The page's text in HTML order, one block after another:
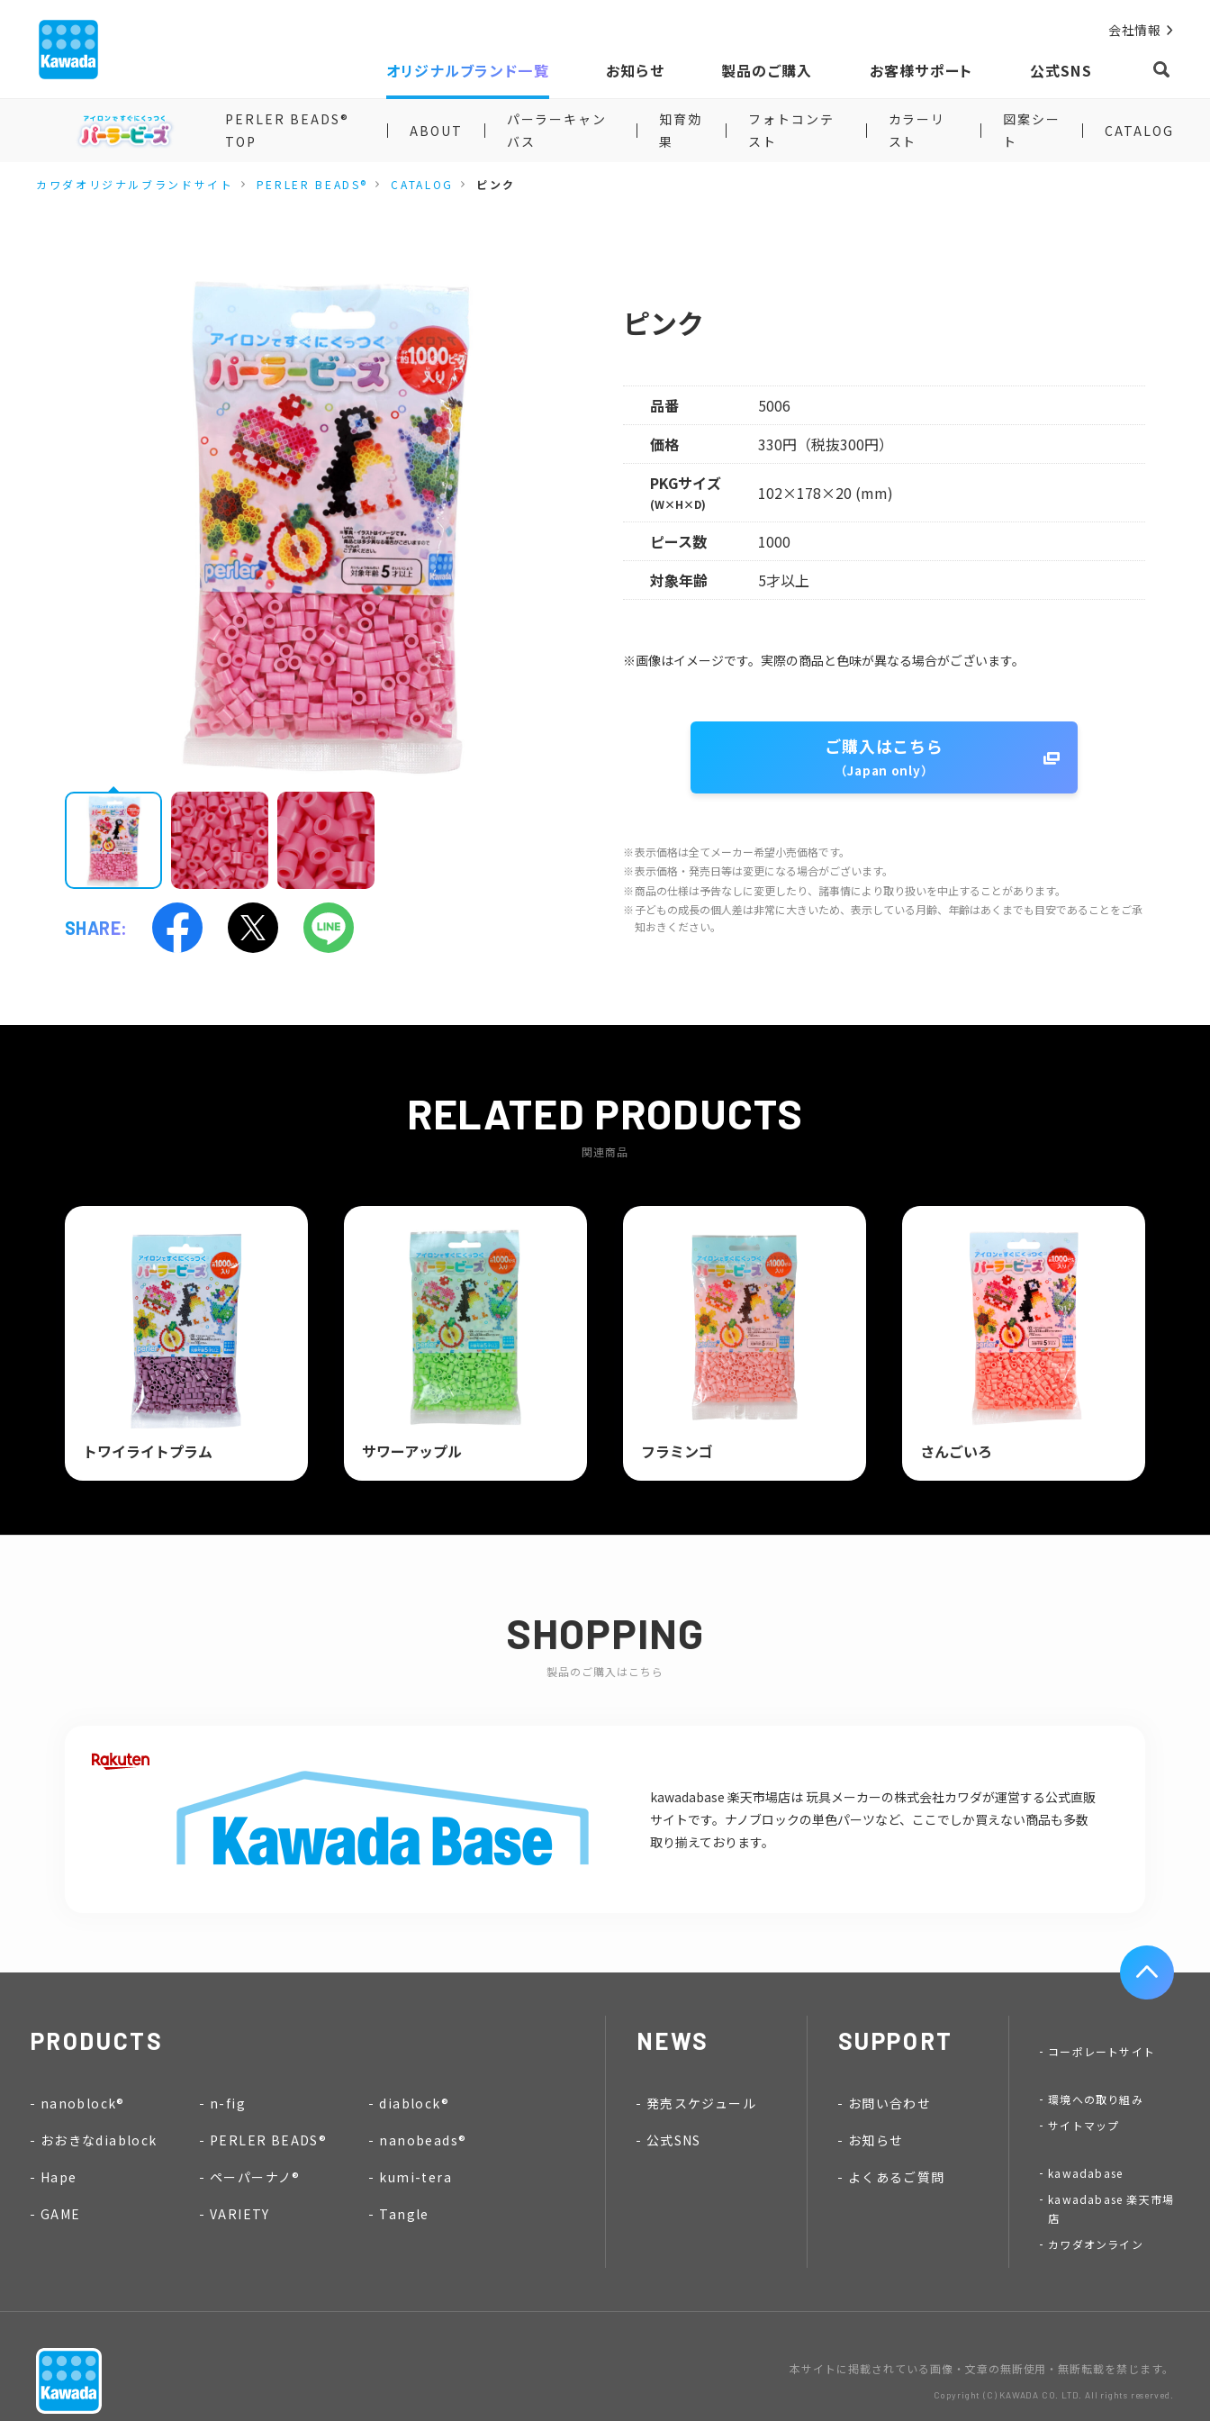
会社情報
オリジナルブランド一覧 お知らせ 製品のご購入 お客様サポート 公式SNS
PERLER BEADS®
TOP
ABOUT
パーラーキャン
バス
知育効
果
フォトコンテ
スト
カラーリ
スト
図案シー
ト
CATALOG
カワダオリジナルブランドサイト PERLER BEADS® CATALOG ピンク
SHARE:
ピンク
品番
5006
価格
330円（税抜300円）
PKGサイズ
(W×H×D)
102×178×20 (mm)
ピース数
1000
対象年齢
5才以上
※画像はイメージです。実際の商品と色味が異なる場合がございます。
ご購入はこちら
（Japan only）
※表示価格は全てメーカー希望小売価格です。
※表示価格・発売日等は変更になる場合がございます。
※商品の仕様は予告なしに変更したり、諸事情により取り扱いを中止することがあります。
※子どもの成長の個人差は非常に大きいため、表示している月齢、年齢はあくまでも目安であることをご承
知おきください。
RELATED PRODUCTS
関連商品
トワイライトプラム サワーアップル フラミンゴ さんごいろ
SHOPPING
製品のご購入はこちら
kawadabase 楽天市場店は 玩具メーカーの株式会社カワダが運営する公式直販
サイトです。ナノブロックの単色パーツなど、ここでしか買えない商品も多数
取り揃えております。
PRODUCTS
nanoblock® n-fig diablock®
おおきなdiablock PERLER BEADS® nanobeads®
Hape ペーパーナノ® kumi-tera
GAME VARIETY Tangle
NEWS
発売スケジュール
公式SNS
SUPPORT
お問い合わせ
お知らせ
よくあるご質問
コーポレートサイト
環境への取り組み
サイトマップ
kawadabase
kawadabase 楽天市場
店
カワダオンライン
本サイトに掲載されている画像・文章の無断使用・無断転載を禁じます。
Copyright (C) KAWADA CO. LTD. All rights reserved.